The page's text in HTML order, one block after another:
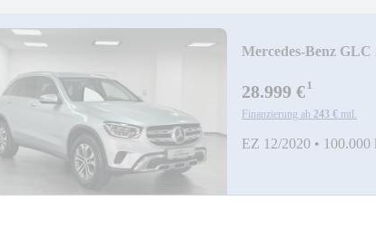
Mercedes-Benz GLC
28.999 €¹
Finanzierung ab 243 € mtl.
EZ 12/2020 • 100.000